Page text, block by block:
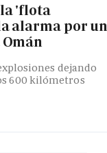
'flota
alarma por
dejando
600 kilómetros